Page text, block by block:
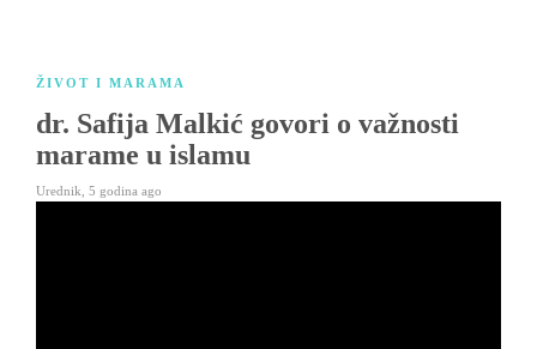
ŽIVOT I MARAMA
dr. Safija Malkić govori o važnosti
marame u islamu
Urednik 5 godina ago